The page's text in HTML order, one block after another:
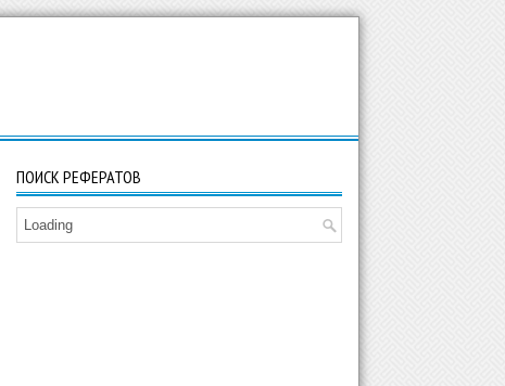
ПОИСК РЕФЕРАТОВ
Loading